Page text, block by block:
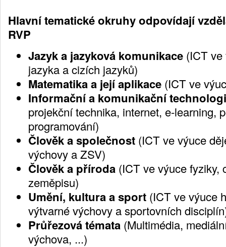
Hlavní tematické okruhy odpovídají
RVP
Jazyk a jazyková komunikace (ICT
jazyka a cizích jazyků)
Matematika a její aplikace (ICT ve
Informační a komunikační
projekční technika, internet, e-learning,
programování)
Člověk a společnost (ICT ve výuce
výchovy a ZSV)
Člověk a příroda (ICT ve výuce fyziky,
zeměpisu)
Umění, kultura a sport (ICT ve výuce
výtvarné výchovy a sportovních
Průřezová témata (Multimédia,
výchova, ...)